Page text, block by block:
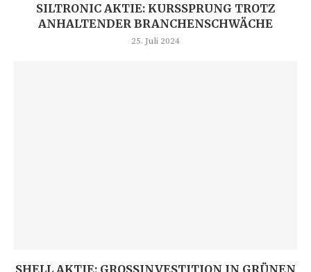
SILTRONIC AKTIE: KURSSPRUNG TROTZ
ANHALTENDER BRANCHENSCHWÄCHE
25. Juli 2024
SHELL AKTIE: GROSSINVESTITION IN GRÜNEN W